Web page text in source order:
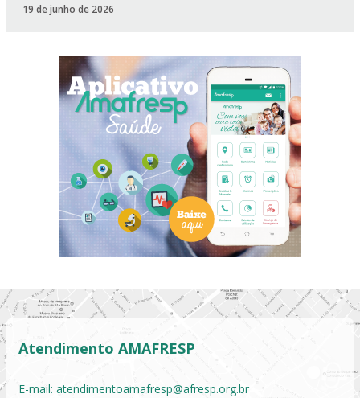
19 de junho de 2026
Atendimento AMAFRESP
E-mail: atendimentoamafresp@afresp.org.br